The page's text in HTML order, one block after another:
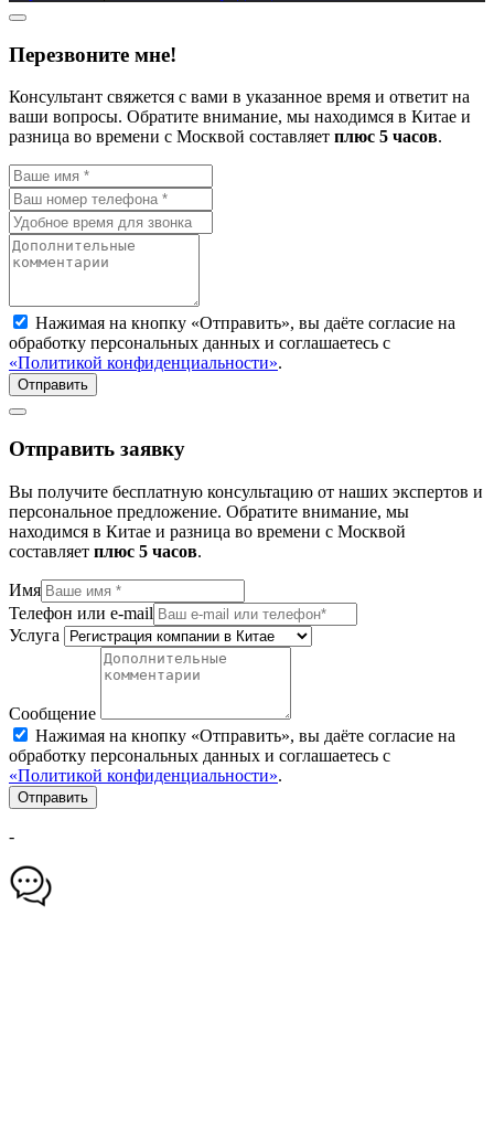
Перезвоните мне!
Консультант свяжется с вами в указанное время и ответит на
ваши вопросы. Обратите внимание, мы находимся в Китае и
разница во времени с Москвой составляет плюc 5 часов.
Нажимая на кнопку «Отправить», вы даёте согласие на
обработку персональных данных и соглашаетесь с
«Политикой конфиденциальности».
Отправить
Отправить заявку
Вы получите бесплатную консультацию от наших экспертов и
персональное предложение. Обратите внимание, мы
находимся в Китае и разница во времени с Москвой
составляет плюc 5 часов.
Имя
Телефон или e-mail
Услуга
Сообщение
Нажимая на кнопку «Отправить», вы даёте согласие на
обработку персональных данных и соглашаетесь с
«Политикой конфиденциальности».
Отправить
-